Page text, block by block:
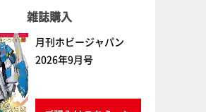
雑誌購入
月刊ホビージャパン
2026年9月号